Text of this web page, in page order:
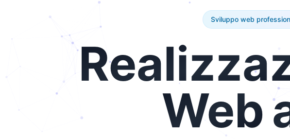
Sviluppo web
Web